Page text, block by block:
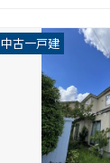
中古一戸建